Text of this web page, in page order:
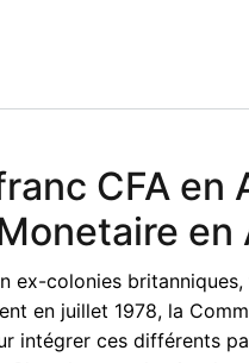
CFA en
ex-colonies
en juillet 1978, la
intégrer ces différents